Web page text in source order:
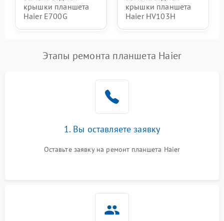
крышки планшета
Haier E700G
крышки планшета
Haier HV103H
Этапы ремонта планшета Haier
1. Вы оставляете заявку
Оставьте заявку на ремонт планшета Haier